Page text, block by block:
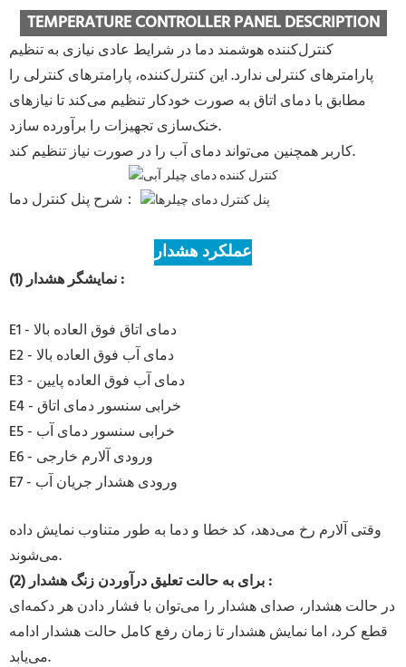
TEMPERATURE CONTROLLER PANEL DESCRIPTION
کنترل‌کننده هوشمند دما در شرایط عادی نیازی به تنظیم
پارامترهای کنترلی ندارد. این کنترل‌کننده، پارامترهای کنترلی را
مطابق با دمای اتاق به صورت خودکار تنظیم می‌کند تا نیازهای
خنک‌سازی تجهیزات را برآورده سازد.
کاربر همچنین می‌تواند دمای آب را در صورت نیاز تنظیم کند.
شرح پنل کنترل دما：
عملکرد هشدار
(1) نمایشگر هشدار:
E1 - دمای اتاق فوق العاده بالا
E2 - دمای آب فوق العاده بالا
E3 - دمای آب فوق العاده پایین
E4 - خرابی سنسور دمای اتاق
E5 - خرابی سنسور دمای آب
E6 - ورودی آلارم خارجی
E7 - ورودی هشدار جریان آب
وقتی آلارم رخ می‌دهد، کد خطا و دما به طور متناوب نمایش داده
می‌شوند.
(2) برای به حالت تعلیق درآوردن زنگ هشدار:
در حالت هشدار، صدای هشدار را می‌توان با فشار دادن هر دکمه‌ای
قطع کرد، اما نمایش هشدار تا زمان رفع کامل حالت هشدار ادامه
می‌یابد.